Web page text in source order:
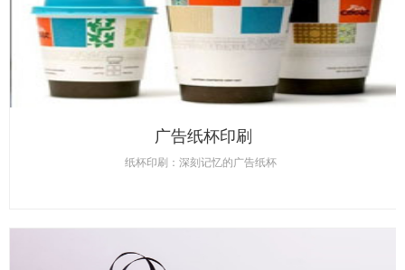
广告纸杯印刷
纸杯印刷：深刻记忆的广告纸杯